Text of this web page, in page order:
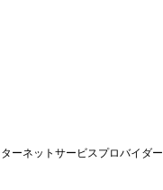
ーネットサービスプロバイダー